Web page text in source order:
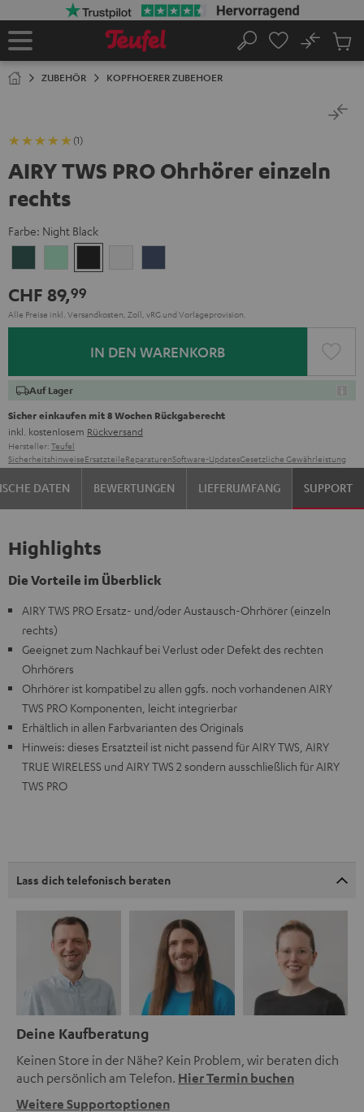
Startseite
Suche
No
ZUBEHÖR KOPFHOERER ZUBEHOER
(1)
AIRY TWS PRO Ohrhörer einzeln
rechts
Farbe: Night Black
Teal
GreenBlack
White
CHF 89,99
Alle Preise inkl. Versandkosten, Zoll, vRG und Vorlageprovision.
IN DEN WARENKORB
Auf Lager
Sicher einkaufen mit 8 Wochen Rückgaberecht
inkl. kostenlosem Rückversand
Hersteller: Teufel
SicherheitshinweiseErsatzteileReparaturenSoftware-UpdatesGesetzliche Gewährleistung
DATEN BEWERTUNGEN LIEFERUMFANG SUPPORT
Highlights
Die Vorteile im Überblick
AIRY TWS PRO Ersatz- und/oder Austausch-Ohrhörer (einzeln
rechts)
Geeignet zum Nachkauf bei Verlust oder Defekt des rechten
Ohrhörers
Ohrhörer ist kompatibel zu allen ggfs. noch vorhandenen AIRY
TWS PRO Komponenten, leicht integrierbar
Erhältlich in allen Farbvarianten des Originals
Hinweis: dieses Ersatzteil ist nicht passend für AIRY TWS, AIRY
TRUE WIRELESS und AIRY TWS 2 sondern ausschließlich für AIRY
TWS PRO
Lass dich telefonisch beraten
Deine Kaufberatung
Keinen Store in der Nähe? Kein Problem, wir beraten dich
auch persönlich am Telefon. Hier Termin buchen
Weitere Supportoptionen